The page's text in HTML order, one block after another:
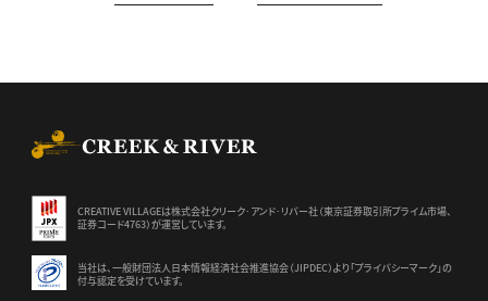
CREATIVE VILLAGEは株式会社クリーク･アンド･リバー社（東京証券取引所プライム市場、
証券コード4763）が運営しています。
当社は、一般財団法人日本情報経済社会推進協会（JIPDEC）より 「プライバシーマーク」の
付与認定を受けています。